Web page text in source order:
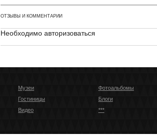
ОТЗЫВЫ И КОММЕНТАРИИ
Необходимо авторизоваться
Музеи
Гостиницы
Видео
Фотоальбомы
Блоги
***